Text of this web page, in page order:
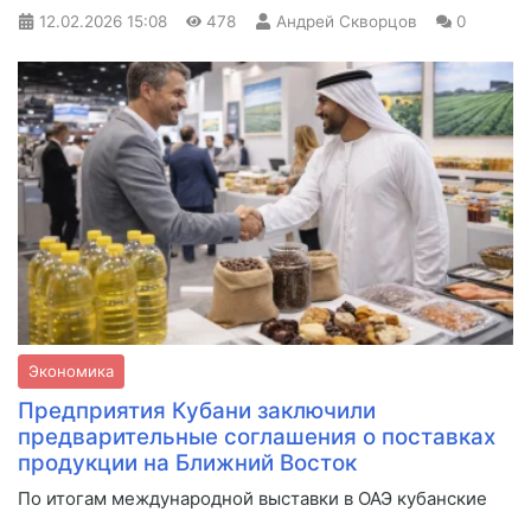
12.02.2026 15:08 478 Андрей Скворцов 0
Экономика
Предприятия Кубани заключили
предварительные соглашения о поставках
продукции на Ближний Восток
По итогам международной выставки в ОАЭ кубанские